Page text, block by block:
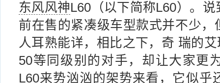
东风风神L60（以下简称L60）。说
前在售的紧凑级车型款式并不少
人耳熟能详，相比之下，奇 瑞的
50等同级别的对手，却让大家更
L60来势汹汹的架势来看，它似乎